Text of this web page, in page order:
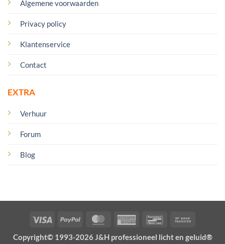
Algemene voorwaarden
Privacy policy
Klantenservice
Contact
EXTRA
Verhuur
Forum
Blog
Visa PayPal MasterCardAmerican
Bancontact
Copyright© 1993-2026 J&H professioneel licht en geluid®